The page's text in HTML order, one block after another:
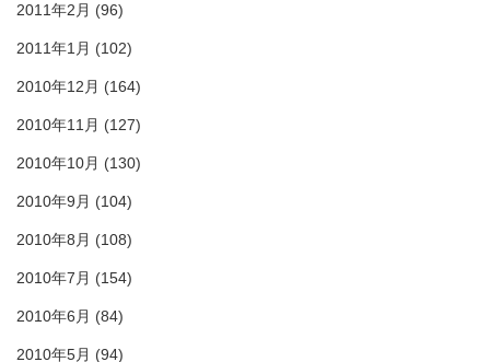
2011年2月 (96)
2011年1月 (102)
2010年12月 (164)
2010年11月 (127)
2010年10月 (130)
2010年9月 (104)
2010年8月 (108)
2010年7月 (154)
2010年6月 (84)
2010年5月 (94)